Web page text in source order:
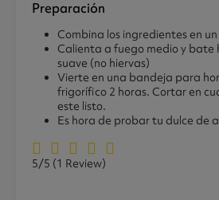
Preparación
Combina los ingredientes en
Calienta a fuego medio y bate
suave (no hiervas)
Vierte en una bandeja para
frigorífico 2 horas. Cortar en
este listo.
Es hora de probar tu dulce de
5/5 (1 Review)